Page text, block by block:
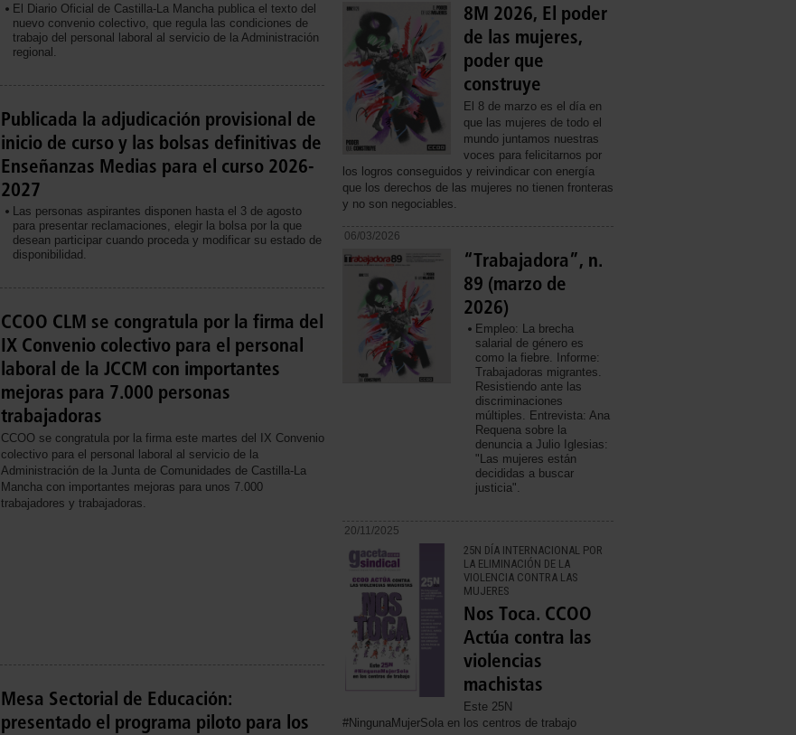
El Diario Oficial de Castilla-La Mancha publica el texto del
nuevo convenio colectivo, que regula las condiciones de
trabajo del personal laboral al servicio de la Administración
regional.
Publicada la adjudicación provisional de
inicio de curso y las bolsas definitivas de
Enseñanzas Medias para el curso 2026-
2027
Las personas aspirantes disponen hasta el 3 de agosto
para presentar reclamaciones, elegir la bolsa por la que
desean participar cuando proceda y modificar su estado de
disponibilidad.
CCOO CLM se congratula por la firma del
IX Convenio colectivo para el personal
laboral de la JCCM con importantes
mejoras para 7.000 personas
trabajadoras
CCOO se congratula por la firma este martes del IX Convenio
colectivo para el personal laboral al servicio de la
Administración de la Junta de Comunidades de Castilla-La
Mancha con importantes mejoras para unos 7.000
trabajadores y trabajadoras.
Mesa Sectorial de Educación:
presentado el programa piloto para los
8M 2026, El poder
de las mujeres,
poder que
construye
El 8 de marzo es el día en
que las mujeres de todo el
mundo juntamos nuestras
voces para felicitarnos por
los logros conseguidos y reivindicar con energía
que los derechos de las mujeres no tienen fronteras
y no son negociables.
06/03/2026
“Trabajadora”, n.
89 (marzo de
2026)
Empleo: La brecha
salarial de género es
como la fiebre. Informe:
Trabajadoras migrantes.
Resistiendo ante las
discriminaciones
múltiples. Entrevista: Ana
Requena sobre la
denuncia a Julio Iglesias:
"Las mujeres están
decididas a buscar
justicia".
20/11/2025
25N DÍA INTERNACIONAL POR
LA ELIMINACIÓN DE LA
VIOLENCIA CONTRA LAS
MUJERES
Nos Toca. CCOO
Actúa contra las
violencias
machistas
Este 25N
#NingunaMujerSola en los centros de trabajo